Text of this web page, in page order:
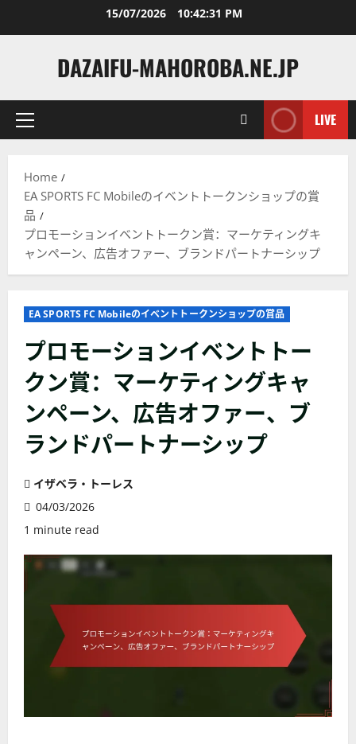
15/07/2026 10:42:32 PM
DAZAIFU-MAHOROBA.NE.JP
Primary
LIVE
Home
EA SPORTS FC Mobileのイベントトークンショップの賞
品
プロモーションイベントトークン賞：マーケティングキ
ャンペーン、広告オファー、ブランドパートナーシップ
EA SPORTS FC Mobileのイベントトークンショップの賞品
プロモーションイベントトー
クン賞：マーケティングキャ
ンペーン、広告オファー、ブ
ランドパートナーシップ
イザベラ・トーレス
04/03/2026
1 minute read